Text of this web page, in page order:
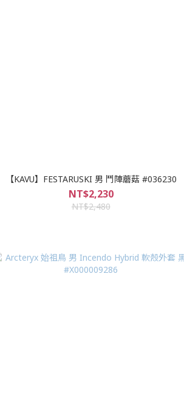
【KAVU】FESTARUSKI 男 鬥陣蘑菇 #036230
NT$2,230
NT$2,480